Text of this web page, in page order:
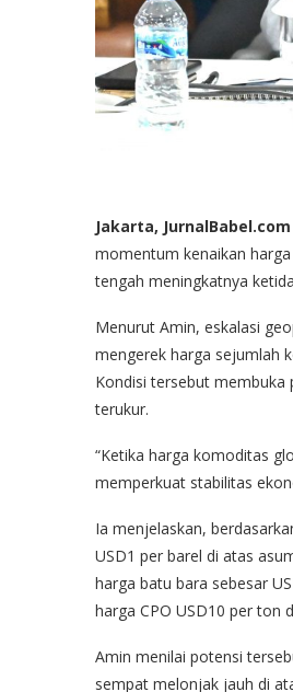
Jakarta, JurnalBabel.com
momentum kenaikan
tengah meningkatnya
Menurut Amin, eskalasi
mengerek harga sejumlah
Kondisi tersebut membuka
terukur.
“Ketika harga komoditas
memperkuat stabilitas
Ia menjelaskan,
USD1 per barel di atas
harga batu bara sebesar
harga CPO USD10 per ton
Amin menilai potensi
sempat melonjak jauh di